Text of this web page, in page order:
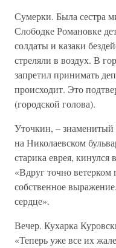
Сумерки. Была сестра
Слободке Романовке
солдаты и казаки
стреляли в воздух. В
запретил принимать
происходит. Это
(городской голова).
Уточкин, – знаменитый
на Николаевском
старика еврея,
«Вдруг точно
собственное
сердце».
Вечер. Кухарка
«Теперь уже все их